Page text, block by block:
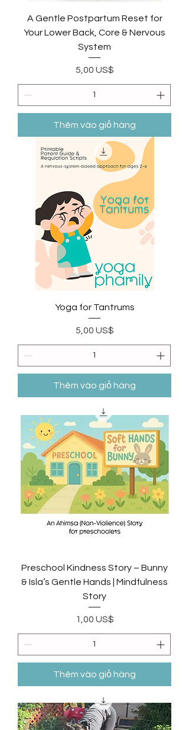
A Gentle Postpartum Reset for
Your Lower Back, Core & Nervous
System
Giá
5,00 US$
Thêm vào giỏ hàng
Yoga for Tantrums
Giá
5,00 US$
Thêm vào giỏ hàng
Preschool Kindness Story – Bunny
& Isla’s Gentle Hands | Mindfulness
Story
Giá
1,00 US$
Thêm vào giỏ hàng